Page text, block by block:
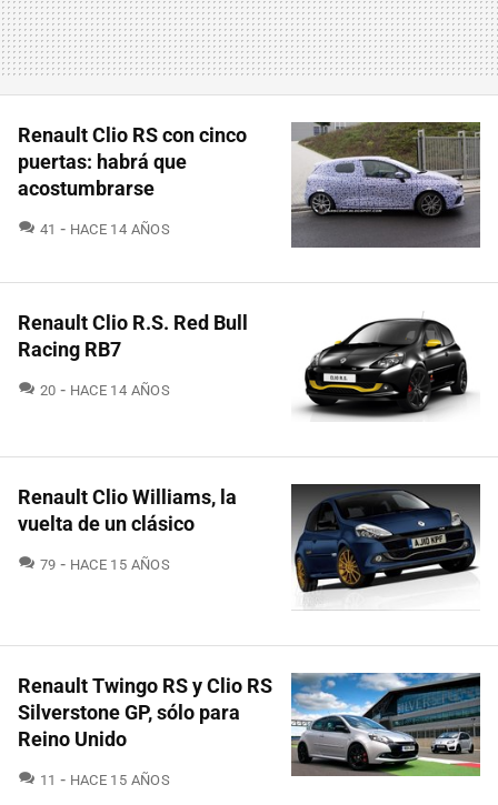
Renault Clio RS con cinco
puertas: habrá que
acostumbrarse
41 COMENTARIOS
HACE 14 AÑOS
Renault Clio R.S. Red Bull
Racing RB7
20 COMENTARIOS
HACE 14 AÑOS
Renault Clio Williams, la
vuelta de un clásico
79 COMENTARIOS
HACE 15 AÑOS
Renault Twingo RS y Clio RS
Silverstone GP, sólo para
Reino Unido
11 COMENTARIOS
HACE 15 AÑOS